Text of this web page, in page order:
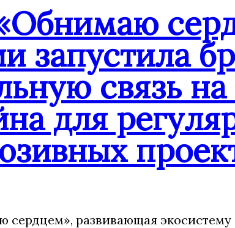
запустила
связь
для
развивающая экосистему